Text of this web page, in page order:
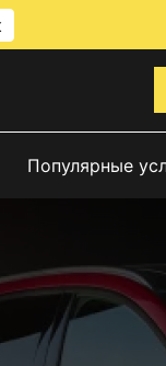
Популярные